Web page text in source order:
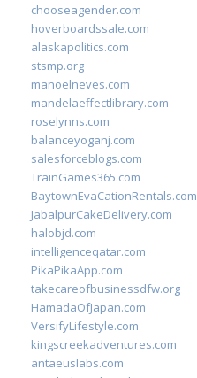
chooseagender.com
hoverboardssale.com
alaskapolitics.com
stsmp.org
manoelneves.com
mandelaeffectlibrary.com
roselynns.com
balanceyoganj.com
salesforceblogs.com
TrainGames365.com
BaytownEvaCationRentals.com
JabalpurCakeDelivery.com
halobjd.com
intelligenceqatar.com
PikaPikaApp.com
takecareofbusinessdfw.org
HamadaOfJapan.com
VersifyLifestyle.com
kingscreekadventures.com
antaeuslabs.com